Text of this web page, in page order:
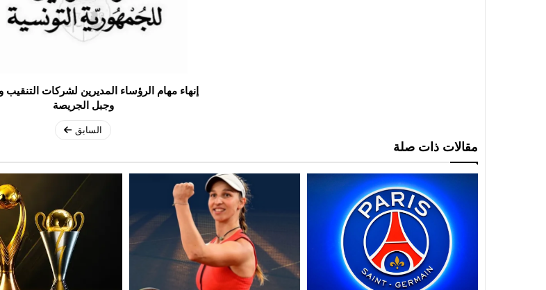
إنهاء مهام الرؤساء المديرين لشركات التنقيب
وجبل الجريصة
السابق
مقالات ذات صلة